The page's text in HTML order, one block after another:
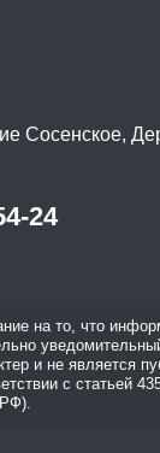
Сосенское,
24
на то, что
и не является
с статьей